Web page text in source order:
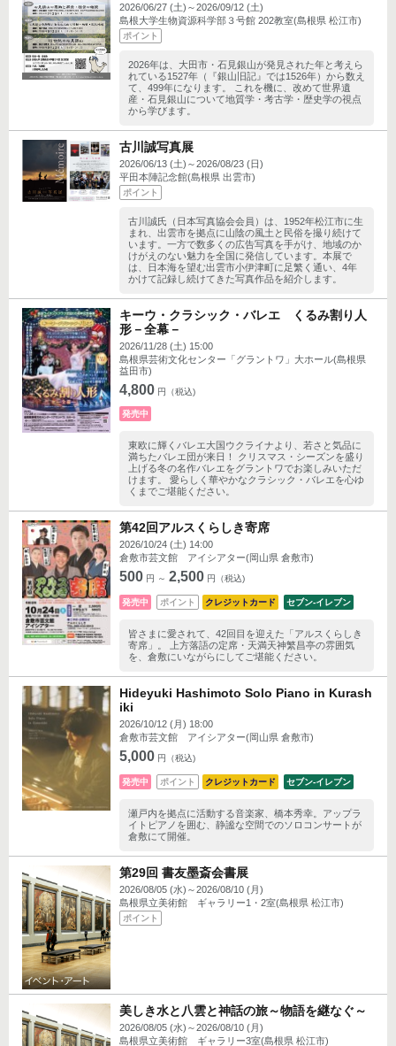
2026/06/27 (土)～2026/09/12 (土)
島根大学生物資源科学部３号館 202教室(島根県 松江市)
ポイント
2026年は、大田市・石見銀山が発見された年と考えら
れている1527年（『銀山旧記』では1526年）から数え
て、499年になります。 これを機に、改めて世界遺
産・石見銀山について地質学・考古学・歴史学の視点
から学びます。
古川誠写真展
2026/06/13 (土)～2026/08/23 (日)
平田本陣記念館(島根県 出雲市)
ポイント
古川誠氏（日本写真協会会員）は、1952年松江市に生
まれ、出雲市を拠点に山陰の風土と民俗を撮り続けて
います。一方で数多くの広告写真を手がけ、地域のか
けがえのない魅力を全国に発信しています。本展で
は、日本海を望む出雲市小伊津町に足繁く通い、4年
かけて記録し続けてきた写真作品を紹介します。
キーウ・クラシック・バレエ くるみ割り人
形－全幕－
2026/11/28 (土) 15:00
島根県芸術文化センター「グラントワ」大ホール(島根県
益田市)
4,800 円（税込)
発売中
東欧に輝くバレエ大国ウクライナより、若さと気品に
満ちたバレエ団が来日！ クリスマス・シーズンを盛り
上げる冬の名作バレエをグラントワでお楽しみいただ
けます。 愛らしく華やかなクラシック・バレエを心ゆ
くまでご堪能ください。
第42回アルスくらしき寄席
2026/10/24 (土) 14:00
倉敷市芸文館 アイシアター(岡山県 倉敷市)
500 円 ～ 2,500 円（税込)
発売中 ポイント クレジットカード セブン‐イレブン
皆さまに愛されて、42回目を迎えた「アルスくらしき
寄席」。 上方落語の定席・天満天神繁昌亭の雰囲気
を、倉敷にいながらにしてご堪能ください。
Hideyuki Hashimoto Solo Piano in Kurash
iki
2026/10/12 (月) 18:00
倉敷市芸文館 アイシアター(岡山県 倉敷市)
5,000 円（税込)
発売中 ポイント クレジットカード セブン‐イレブン
瀬戸内を拠点に活動する音楽家、橋本秀幸。アップラ
イトピアノを囲む、静謐な空間でのソロコンサートが
倉敷にて開催。
第29回 書友墨斎会書展
2026/08/05 (水)～2026/08/10 (月)
島根県立美術館 ギャラリー1・2室(島根県 松江市)
ポイント
美しき水と八雲と神話の旅～物語を継なぐ～
2026/08/05 (水)～2026/08/10 (月)
島根県立美術館 ギャラリー3室(島根県 松江市)